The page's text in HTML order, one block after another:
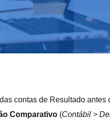
contas de Resultado antes
Comparativo (Contábil >